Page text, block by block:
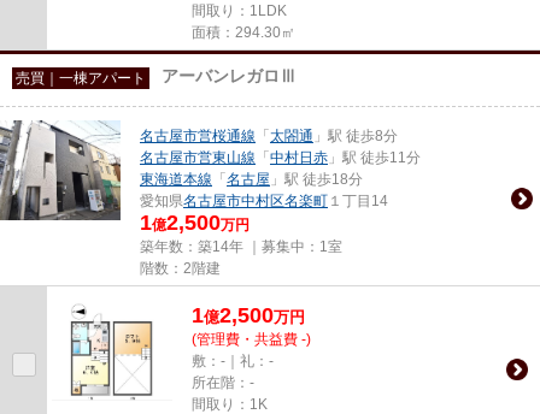
間取り：1LDK
面積：294.30㎡
売買｜一棟アパート アーバンレガロⅢ
名古屋市営桜通線 「 太閤通 」駅 徒歩8分
名古屋市営東山線 「 中村日赤 」駅 徒歩11分
東海道本線 「 名古屋 」駅 徒歩18分
愛知県名古屋市中村区名楽町 １丁目14
1億2,500万円
築年数：築14年 ｜募集中： 1室
階数：2階建
1億2,500万円
(管理費・共益費 -)
敷：-｜礼：-
所在階：-
間取り：1K